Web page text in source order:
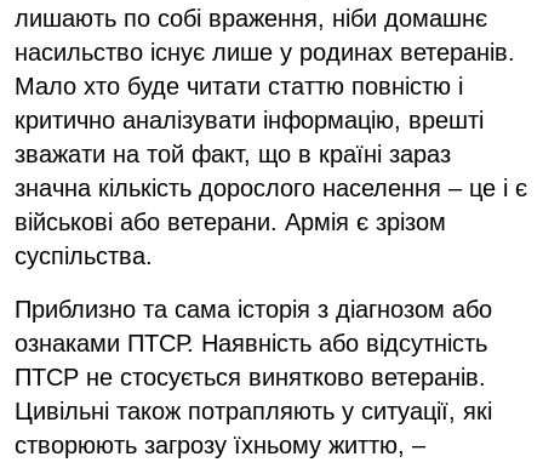
лишають по собі враження, ніби домашнє
насильство існує лише у родинах ветеранів.
Мало хто буде читати статтю повністю і
критично аналізувати інформацію, врешті
зважати на той факт, що в країні зараз
значна кількість дорослого населення – це і є
військові або ветерани. Армія є зрізом
суспільства.
Приблизно та сама історія з діагнозом або
ознаками ПТСР. Наявність або відсутність
ПТСР не стосується винятково ветеранів.
Цивільні також потрапляють у ситуації, які
створюють загрозу їхньому життю, –